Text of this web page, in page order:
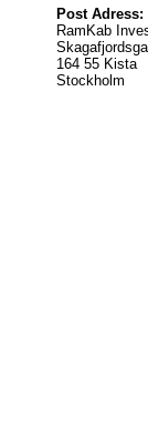
Post Adress:
RamKab
164 55 Kista
Stockholm